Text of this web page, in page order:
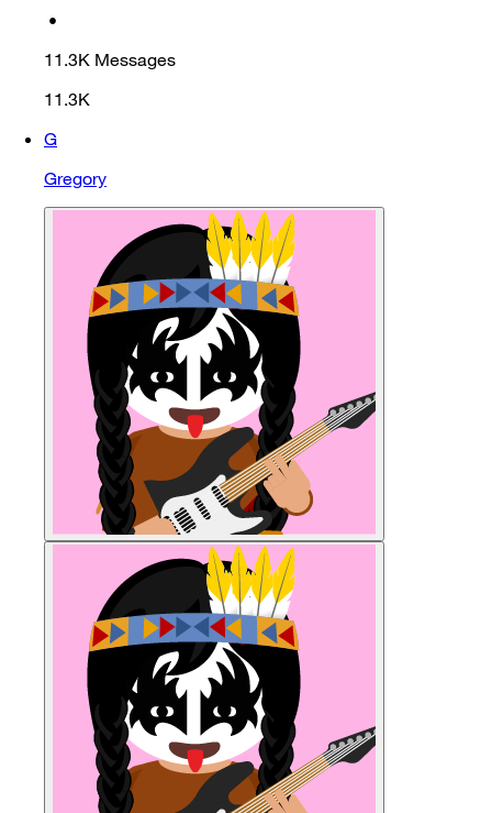
•
11.3K Messages
11.3K
G
Gregory